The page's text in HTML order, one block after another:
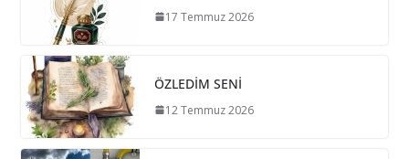
17 Temmuz 2026
ÖZLEDİM SENİ
12 Temmuz 2026